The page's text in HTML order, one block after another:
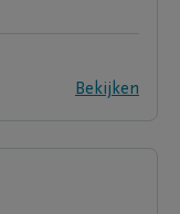
Bekijken